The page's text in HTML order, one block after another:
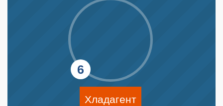
Хладагент